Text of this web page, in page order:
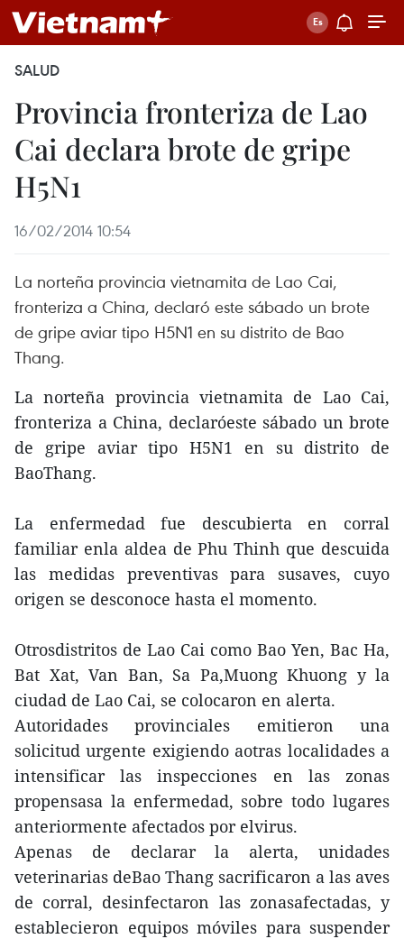
SALUD
Provincia fronteriza de Lao
Cai declara brote de gripe
H5N1
16/02/2014 10:54
La norteña provincia vietnamita de Lao Cai,
fronteriza a China, declaró este sábado un brote
de gripe aviar tipo H5N1 en su distrito de Bao
Thang.
La norteña provincia vietnamita de Lao Cai,
fronteriza a China, declaróeste sábado un brote
de gripe aviar tipo H5N1 en su distrito de
BaoThang.
La enfermedad fue descubierta en corral
familiar enla aldea de Phu Thinh que descuida
las medidas preventivas para susaves, cuyo
origen se desconoce hasta el momento.
Otrosdistritos de Lao Cai como Bao Yen, Bac Ha,
Bat Xat, Van Ban, Sa Pa,Muong Khuong y la
ciudad de Lao Cai, se colocaron en alerta.
Autoridades provinciales emitieron una
solicitud urgente exigiendo aotras localidades a
intensificar las inspecciones en las zonas
propensasa la enfermedad, sobre todo lugares
anteriormente afectados por elvirus.
Apenas de declarar la alerta, unidades
veterinarias deBao Thang sacrificaron a las aves
de corral, desinfectaron las zonasafectadas, y
establecieron equipos móviles para suspender